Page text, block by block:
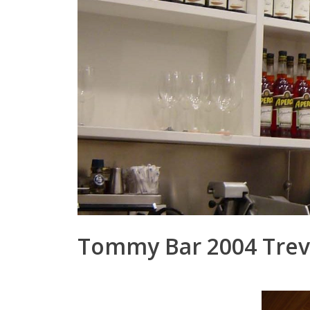
Tommy Bar 2004